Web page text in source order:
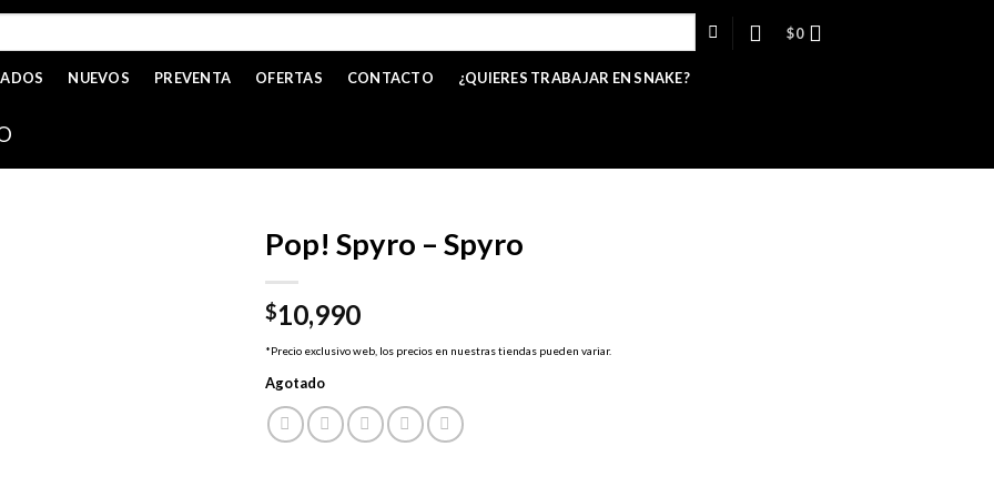
$0
NUEVOS PREVENTA OFERTAS CONTACTO ¿QUIERES TRABAJAR EN SNAKE?
Pop! Spyro – Spyro
$10,990
*Precio exclusivo web, los precios en nuestras tiendas pueden variar.
Agotado